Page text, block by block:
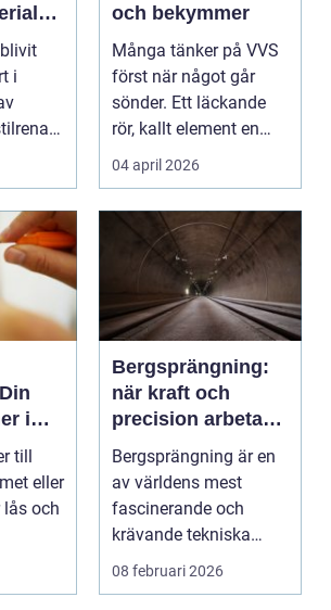
i
och bekymmer
Många tänker på VVS
först när något går
sönder. Ett läckande
rör, kallt element en
vintermorgon elle...
04 april 2026
i
till
eller
och
Bergsprängning:
när kraft och
precision arbetar
tillsammans
Bergsprängning är en
av världens mest
fascinerande och
krävande tekniska
procedu...
08 februari 2026